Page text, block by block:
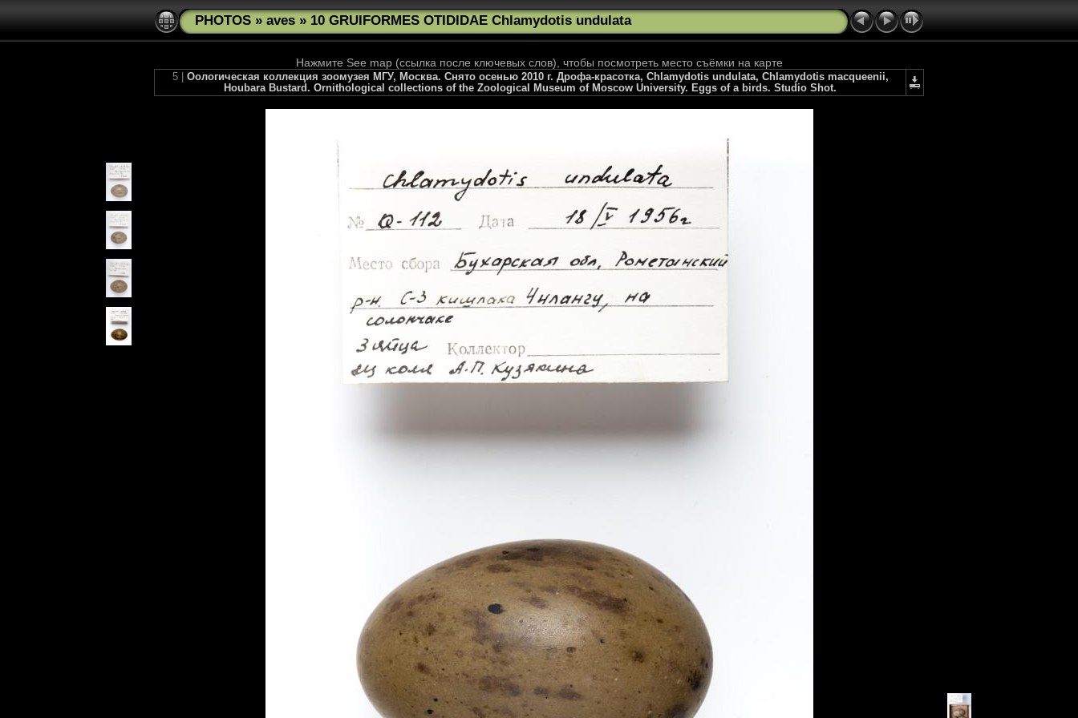
PHOTOS » aves » 10 GRUIFORMES OTIDIDAE Chlamydotis undulata
Нажмите See map (ссылка после ключевых слов), чтобы посмотреть место съёмки на карте
5 | Оологическая коллекция зоомузея МГУ, Москва. Снято осенью 2010 г. Дрофа-красотка, Chlamydotis undulata, Chlamydotis macqueenii,
Houbara Bustard. Ornithological collections of the Zoological Museum of Moscow University. Eggs of a birds. Studio Shot.